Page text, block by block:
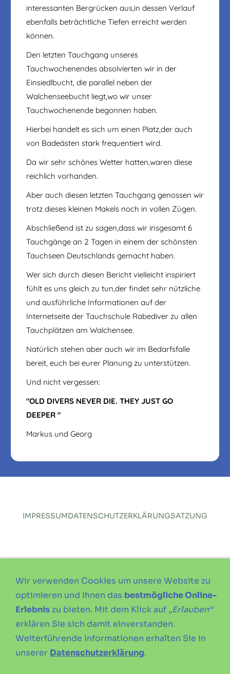
interessanten Bergrücken aus,in dessen Verlauf
ebenfalls beträchtliche Tiefen erreicht werden
können.
Den letzten Tauchgang unseres
Tauchwochenendes absolvierten wir in der
Einsiedlbucht, die parallel neben der
Walchenseebucht liegt,wo wir unser
Tauchwochenende begonnen haben.
Hierbei handelt es sich um einen Platz,der auch
von Badeästen stark frequentiert wird.
Da wir sehr schönes Wetter hatten,waren diese
reichlich vorhanden.
Aber auch diesen letzten Tauchgang genossen wir
trotz dieses kleinen Makels noch in vollen Zügen.
Abschließend ist zu sagen,dass wir insgesamt 6
Tauchgänge an 2 Tagen in einem der schönsten
Tauchseen Deutschlands gemacht haben.
Wer sich durch diesen Bericht vielleicht inspiriert
fühlt es uns gleich zu tun,der findet sehr nützliche
und ausführliche Informationen auf der
Internetseite der Tauchschule Rabediver zu allen
Tauchplätzen am Walchensee.
Natürlich stehen aber auch wir im Bedarfsfalle
bereit, euch bei eurer Planung zu unterstützen.
Und nicht vergessen:
"OLD DIVERS NEVER DIE. THEY JUST GO
DEEPER "
Markus und Georg
IMPRESSUMDATENSCHUTZERKLÄRUNGSATZUNG
Wir verwenden Cookies um unsere Website zu
optimieren und Ihnen das bestmögliche Online-
Erlebnis zu bieten. Mit dem Klick auf „Erlauben“
erklären Sie sich damit einverstanden.
Weiterführende Informationen erhalten Sie in
unserer Datenschutzerklärung.